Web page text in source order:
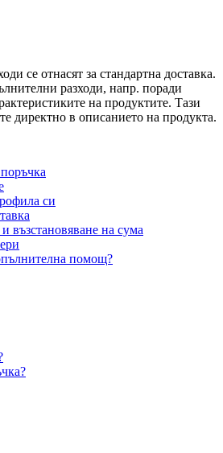
се отнасят за стандартна доставка.
разходи, напр. поради
на продуктите. Тази
директно в описанието на продукта.
си
възстановяване на сума
помощ?